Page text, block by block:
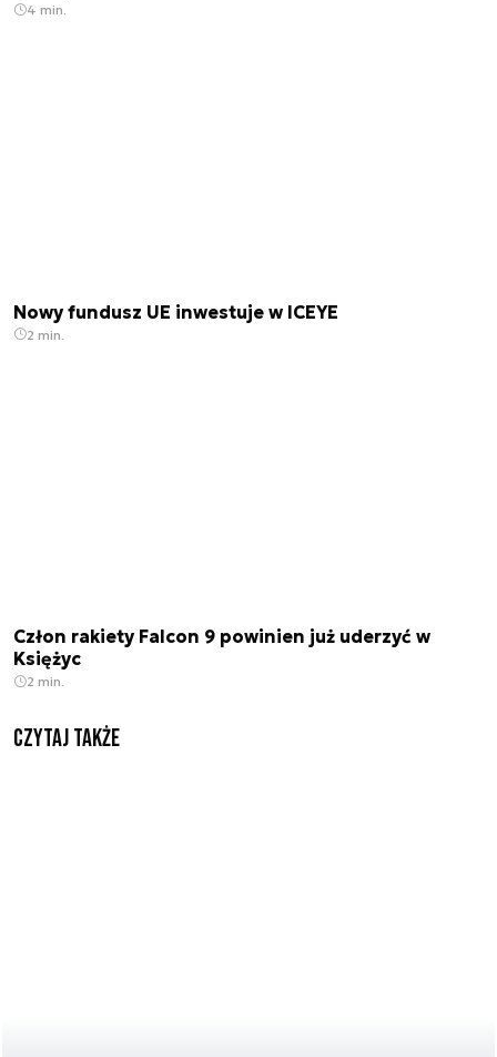
4 min.
Nowy fundusz UE inwestuje w ICEYE
2 min.
Człon rakiety Falcon 9 powinien już uderzyć w
Księżyc
2 min.
Czytaj także